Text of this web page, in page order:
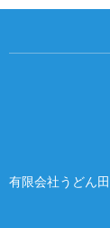
有限会社うどん